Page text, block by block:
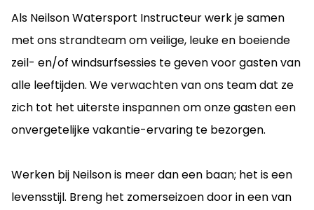
Als Neilson Watersport Instructeur werk je samen
met ons strandteam om veilige, leuke en boeiende
zeil- en/of windsurfsessies te geven voor gasten van
alle leeftijden. We verwachten van ons team dat ze
zich tot het uiterste inspannen om onze gasten een
onvergetelijke vakantie-ervaring te bezorgen.
Werken bij Neilson is meer dan een baan; het is een
levensstijl. Breng het zomerseizoen door in een van